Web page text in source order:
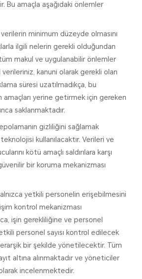
Bu amaçla aşağıdaki önlemler
minimum düzeyde olmasını
ilgili nelerin gerekli olduğundan
makul ve uygulanabilir önlemler
verileriniz, kanuni olarak gerekli olan
süresi uzatılmadıkça, bu
amaçları yerine getirmek için gereken
saklanmaktadır.
gizliliğini sağlamak
kullanılacaktır. Verileri ve
kötü amaçlı saldırılara karşı
bir koruma mekanizması
yetkili personelin erişebilmesini
kontrol mekanizması
işin gerekliliğine ve personel
personel sayısı kontrol edilecek
bir şekilde yönetilecektir. Tüm
altına alınmaktadır ve yöneticiler
incelenmektedir.